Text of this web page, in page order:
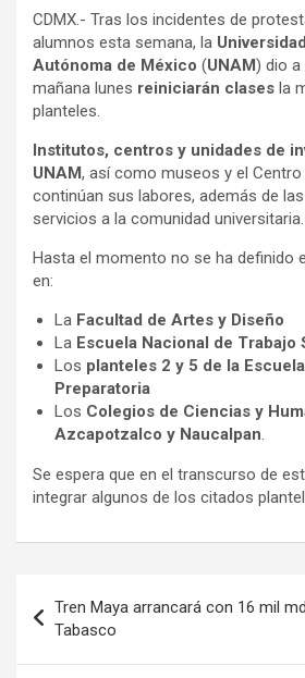
CDMX.- Tras los incidentes de
alumnos esta semana, la
Autónoma de México (UNAM) dio a
mañana lunes reiniciarán clases la
planteles.
Institutos, centros y unidades de
UNAM, así como museos y el Centro
continúan sus labores, además de
servicios a la comunidad universitaria.
Hasta el momento no se ha definido
en:
La Facultad de Artes y Diseño
La Escuela Nacional de Trabajo
Los planteles 2 y 5 de la
Preparatoria
Los Colegios de Ciencias y
Azcapotzalco y Naucalpan.
Se espera que en el transcurso de
integrar algunos de los citados
de
entradas
Tren Maya arrancará con 16 mil
Tabasco